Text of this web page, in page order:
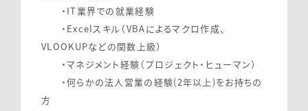
・IT業界での就業経験
・Excelスキル（VBAによるマクロ作成、
VLOOKUPなどの関数上級）
・マネジメント経験（プロジェクト・ヒューマン）
・何らかの法人営業の経験(2年以上)をお持ちの
方